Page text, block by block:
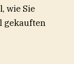
wie Sie
gekauften